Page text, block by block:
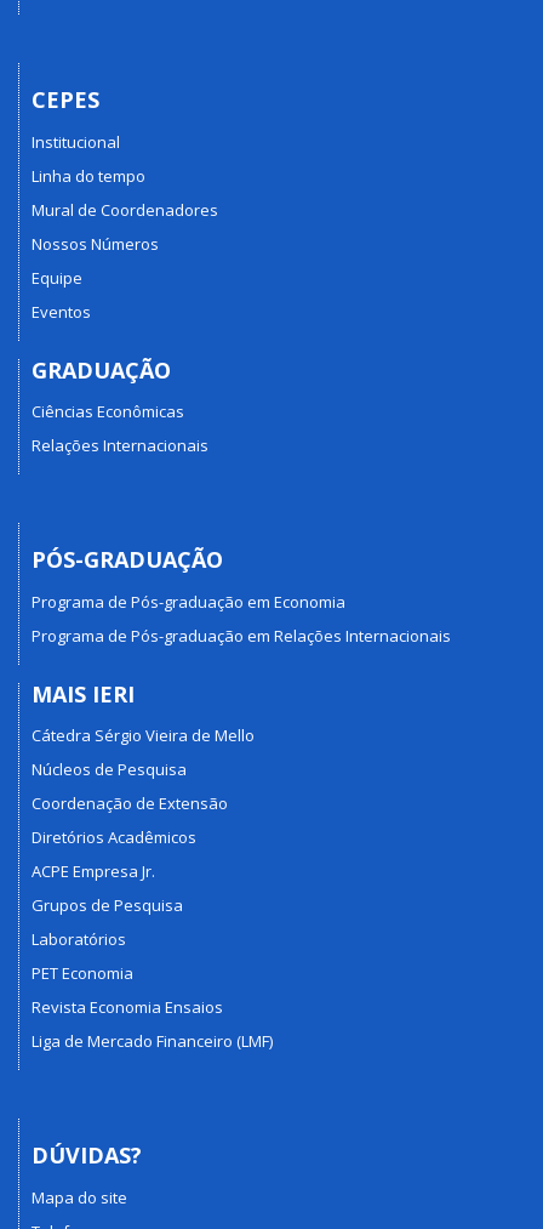
CEPES
Institucional
Linha do tempo
Mural de Coordenadores
Nossos Números
Equipe
Eventos
GRADUAÇÃO
Ciências Econômicas
Relações Internacionais
PÓS-GRADUAÇÃO
Programa de Pós-graduação em Economia
Programa de Pós-graduação em Relações Internacionais
MAIS IERI
Cátedra Sérgio Vieira de Mello
Núcleos de Pesquisa
Coordenação de Extensão
Diretórios Acadêmicos
ACPE Empresa Jr.
Grupos de Pesquisa
Laboratórios
PET Economia
Revista Economia Ensaios
Liga de Mercado Financeiro (LMF)
DÚVIDAS?
Mapa do site